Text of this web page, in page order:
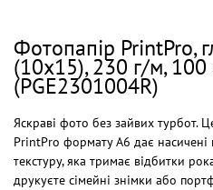
Фотопапір PrintPro,
(10x15), 230 г/м, 100
(PGE2301004R)
Яскраві фото без зайвих турбот.
PrintPro формату A6 дає насичені
текстуру, яка тримає відбитки
друкуєте сімейні знімки або